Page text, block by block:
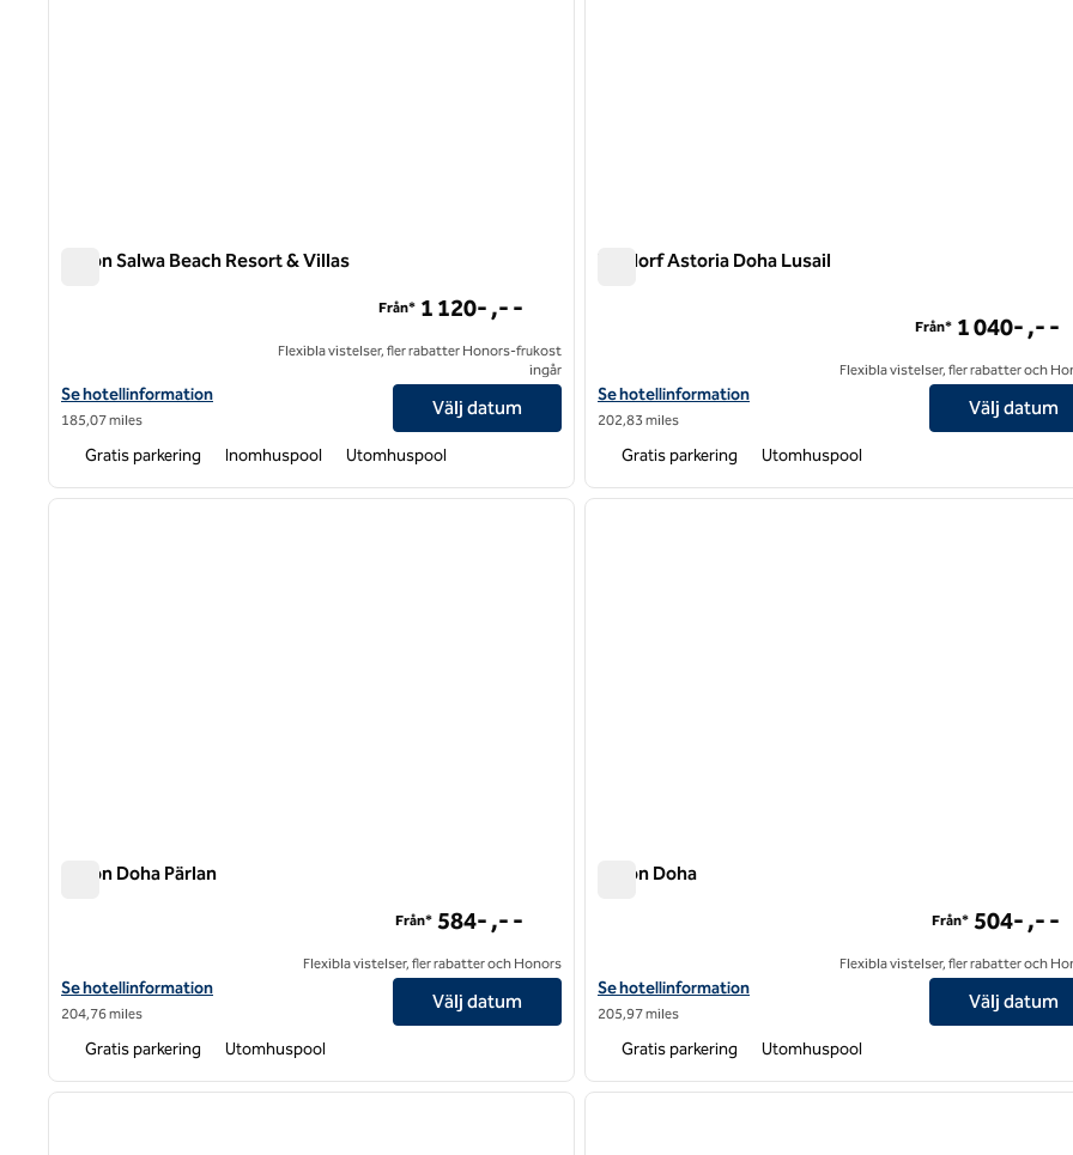
Hilton Salwa Beach Resort & Villas
Visa hotelluppgifter för Hilton Salwa Beach Resort & Villas
Se hotellinformation
185,07 miles
Från* 1 120- ,- -
Flexibla vistelser, fler rabatter Honors-frukost
ingår
Välj datum
Gratis parkering Inomhuspool Utomhuspool
Waldorf Astoria Doha Lusail
Visa hotelluppgifter för Waldorf Astoria Doha Lusail
Se hotellinformation
202,83 miles
Från* 1 040- ,- -
Flexibla vistelser, fler rabatter och
Välj datum
Gratis parkering Utomhuspool
1 av 12
nästa bild
Hilton Doha Pärlan
Visa hotelluppgifter för Hilton Doha The Pearl
Se hotellinformation
204,76 miles
Från* 584- ,- -
Flexibla vistelser, fler rabatter och Honors
Välj datum
Gratis parkering Utomhuspool
1 av 12
Hilton Doha
Visa hotelluppgifter för Hilton Doha
Se hotellinformation
205,97 miles
Från* 504- ,- -
Flexibla vistelser, fler rabatter och
Välj datum
Gratis parkering Utomhuspool
1 av 12
nästa bild1 av 12